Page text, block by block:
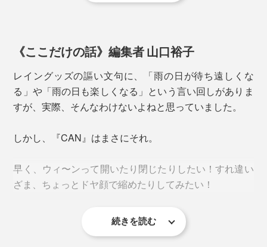
は充分すぎるレベルです。
ちる、撥水性の高さ。自然乾燥の時間も短くなります。
防水性能はIPX5。これは、あらゆる方向から3分間水を
」取得済みなのも、安心材料。国際規格
《ここだけの話》編集者 山口裕子
レイングッズの謳い文句に、「雨の日が待ち遠しくな
る」や「雨の日も楽しくなる」という言い回しがありま
すが、実際、そんなわけないよねと思っていました。
しかし、『CAN』はまさにそれ。
早く、ウィ〜ンって開いたり閉じたりしたい！すれ違い
ざま、ちょっとドヤ顔で縮めたりしてみたい！
続きを読む